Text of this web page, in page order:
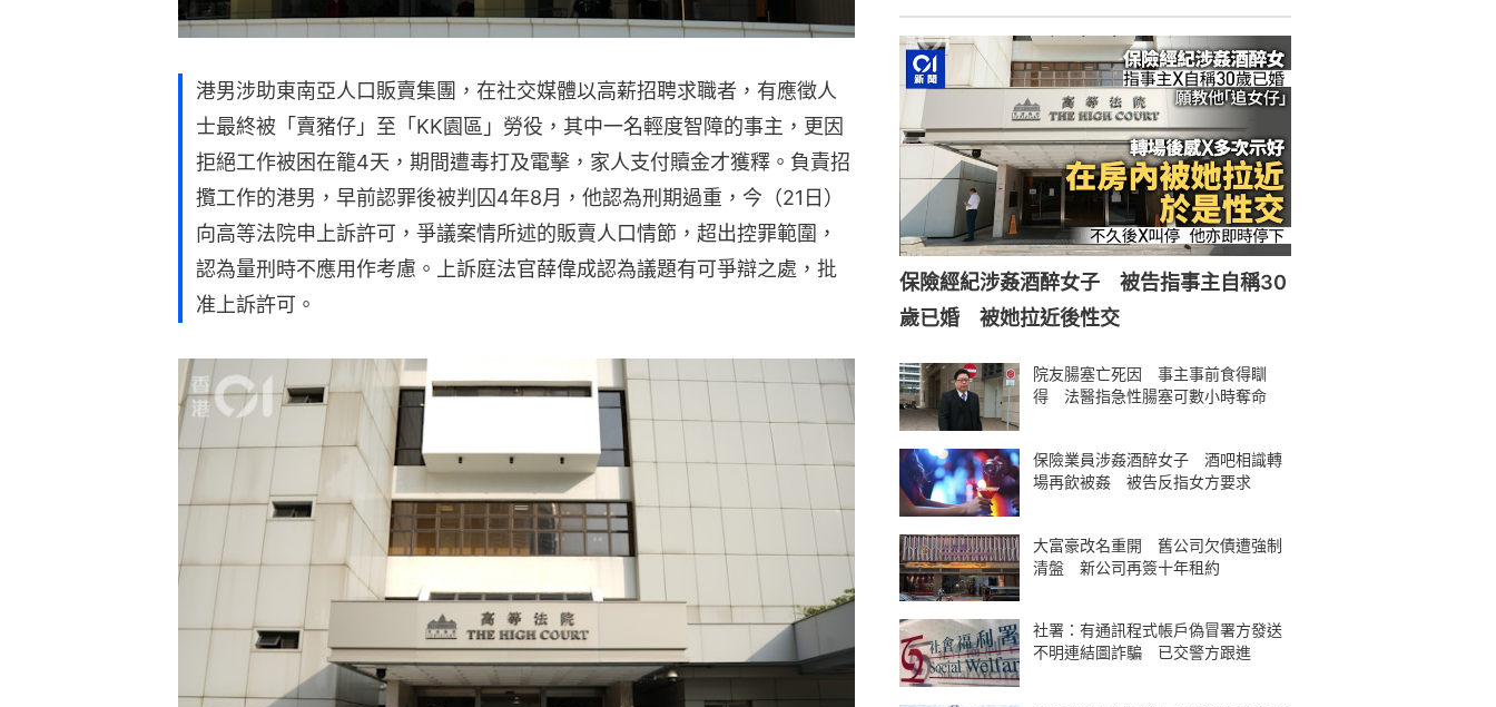
港男涉助東南亞人口販賣集團，在社交媒體以高薪招聘求職者，有應徵人
士最終被「賣豬仔」至「KK園區」勞役，其中一名輕度智障的事主，更因
拒絕工作被困在籠4天，期間遭毒打及電擊，家人支付贖金才獲釋。負責招
攬工作的港男，早前認罪後被判囚4年8月，他認為刑期過重，今（21日）
向高等法院申上訴許可，爭議案情所述的販賣人口情節，超出控罪範圍，
認為量刑時不應用作考慮。上訴庭法官薛偉成認為議題有可爭辯之處，批
准上訴許可。
保險經紀涉姦酒醉女子 被告指事主自稱30
歲已婚 被她拉近後性交
院友腸塞亡死因 事主事前食得瞓
得 法醫指急性腸塞可數小時奪命
保險業員涉姦酒醉女子 酒吧相識轉
場再飲被姦 被告反指女方要求
大富豪改名重開 舊公司欠債遭強制
清盤 新公司再簽十年租約
社署：有通訊程式帳戶偽冒署方發送
不明連結圖詐騙 已交警方跟進